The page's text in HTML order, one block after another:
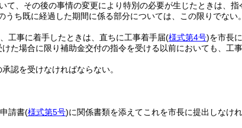
て、その後の事情の変更により特別の必要が生じたときは、指
うち既に経過した期間に係る部分については、この限りでない。
工事に着手したときは、直ちに工事着手届(様式第4号)を市長
た場合に限り補助金交付の指令を受ける以前においても、工
認を受けなければならない。
請書(様式第5号)に関係書類を添えてこれを市長に提出しなけれ